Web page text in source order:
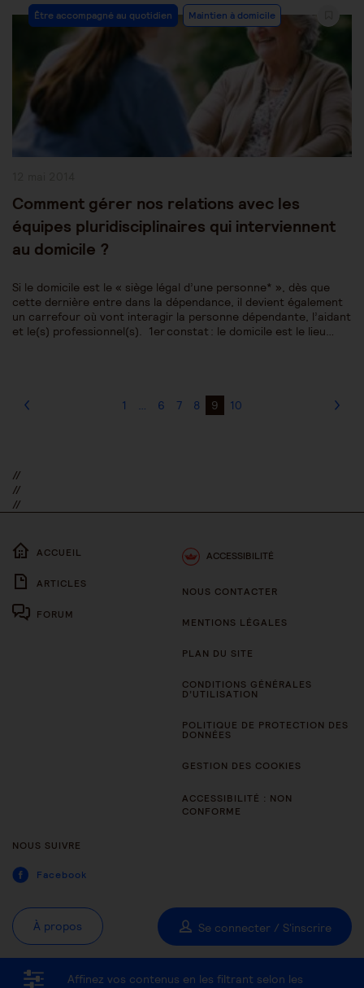
Affinez vos contenus en les filtrant selon les
Post
Category:
Être accompagné au quotidien Maintien à domicile
Comment gérer nos relations avec les
équipes pluridisciplinaires qui interviennent
au domicile ?
Si le domicile est le « siège légal d’une personne* », dès que
cette dernière entre dans la dépendance, il devient également
un carrefour où vont interagir la personne dépendante, l’aidant
et le(s) professionnel(s). 1er constat : le domicile est le lieu…
1 … 6 7 8 9 10
//
//
//
ACCUEIL
ARTICLES
FORUM
ACCESSIBILITÉ
NOUS CONTACTER
MENTIONS LÉGALES
PLAN DU SITE
CONDITIONS GÉNÉRALES
D’UTILISATION
POLITIQUE DE PROTECTION DES
DONNÉES
GESTION DES COOKIES
ACCESSIBILITÉ : NON
CONFORME
NOUS SUIVRE
Facebook
À propos Se connecter / S'inscrire